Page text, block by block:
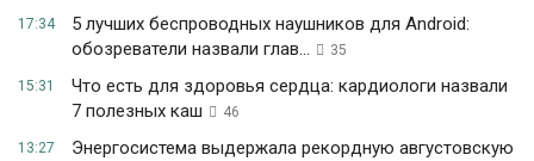
17:34
5 лучших беспроводных наушников для Android:
обозреватели назвали глав...
35
15:31
Что есть для здоровья сердца: кардиологи назвали
7 полезных каш
46
13:27
Энергосистема выдержала рекордную августовскую